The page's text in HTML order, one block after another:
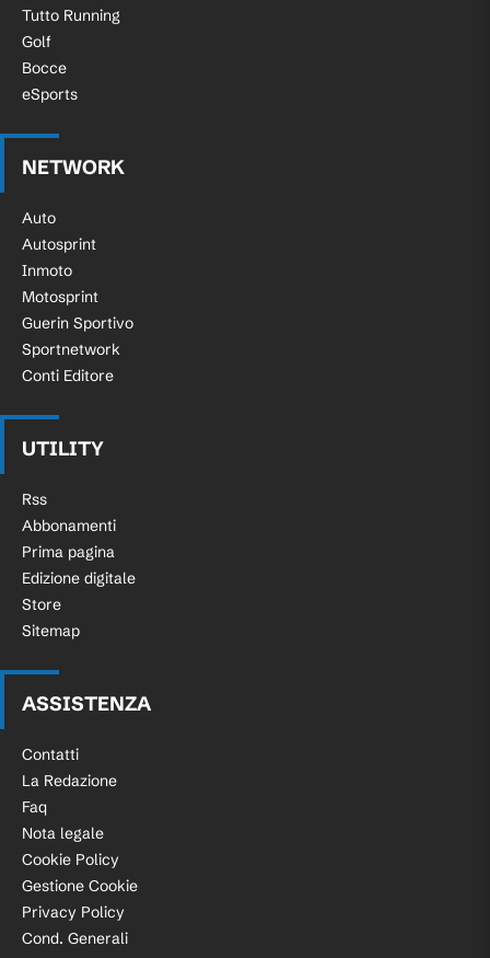
Tutto Running
Golf
Bocce
eSports
NETWORK
Auto
Autosprint
Inmoto
Motosprint
Guerin Sportivo
Sportnetwork
Conti Editore
UTILITY
Rss
Abbonamenti
Prima pagina
Edizione digitale
Store
Sitemap
ASSISTENZA
Contatti
La Redazione
Faq
Nota legale
Cookie Policy
Gestione Cookie
Privacy Policy
Cond. Generali